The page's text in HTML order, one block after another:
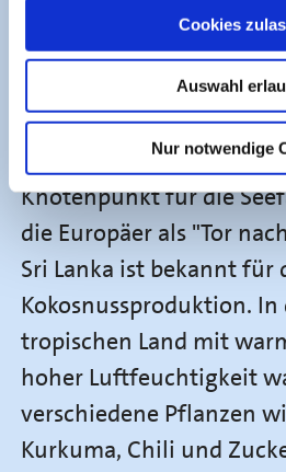
Cookies
Auswahl
Nur notwendige
Subkontinents, hat etwa
Einwohner. Früher
wurde die Insel 1972 mit
Lanka ("glanzvolle
Republik. Sie war ein
Knotenpunkt für die
die Europäer als "Tor
Sri Lanka ist bekannt für
Kokosnussproduktion. In
tropischen Land mit
hoher Luftfeuchtigkeit
verschiedene Pflanzen
Kurkuma, Chili und